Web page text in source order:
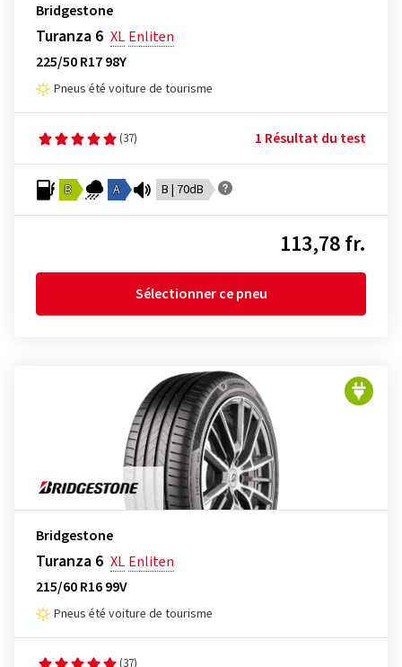
Bridgestone
Turanza 6 XL Enliten
225/50 R17 98Y
Pneus été voiture de tourisme
(37) 1 Résultat du test
B A B | 70dB
113,78 fr.
Sélectionner ce pneu
Bridgestone
Turanza 6 XL Enliten
215/60 R16 99V
Pneus été voiture de tourisme
(37)